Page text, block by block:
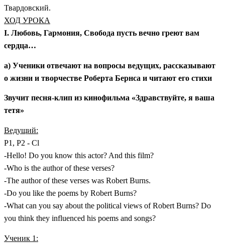
Твардовский.
ХОД УРОКА
I. Любовь, Гармония, Свобода пусть вечно греют вам
сердца…
а) Ученики отвечают на вопросы ведущих, рассказывают
о жизни и творчестве Роберта Бернса и читают его стихи
Звучит песня-клип из кинофильма «Здравствуйте, я ваша
тетя»
Ведущий:
P1, P2 - Cl
-Hello! Do you know this actor? And this film?
-Who is the author of these verses?
-The author of these verses was Robert Burns.
-Do you like the poems by Robert Burns?
-What can you say about the political views of Robert Burns? Do
you think they influenced his poems and songs?
Ученик 1: